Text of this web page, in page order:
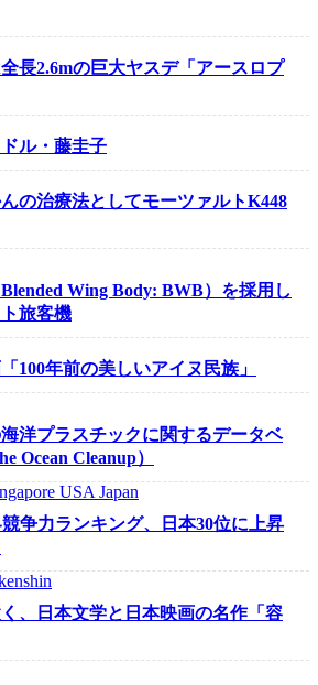
長2.6mの巨大ヤスデ「アースロプ
ル・藤圭子
の治療法としてモーツァルトK448
Wing Body: BWB）を採用し
旅客機
100年前の美しいアイヌ民族」
洋プラスチックに関するデータベ
Ocean Cleanup）
争力ランキング、日本30位に上昇
、日本文学と日本映画の名作「容